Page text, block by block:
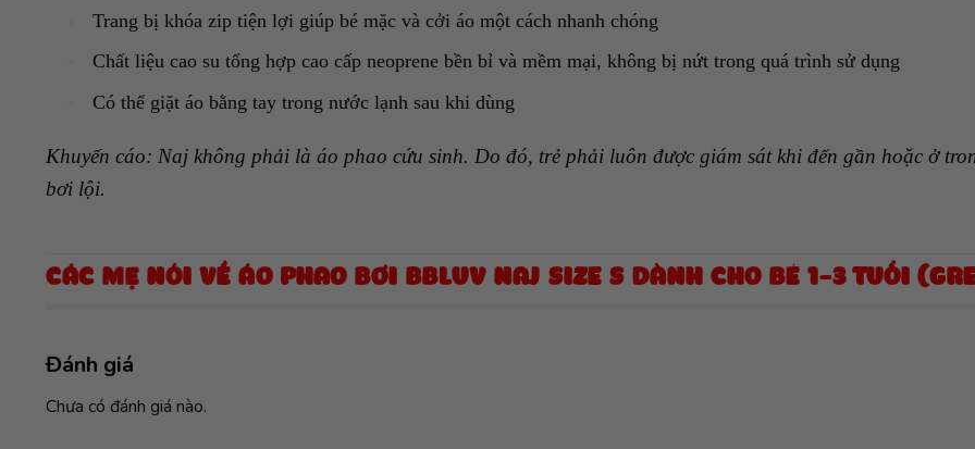
Trang bị khóa zip tiện lợi giúp bé mặc và cởi áo một cách nhanh chóng
Chất liệu cao su tổng hợp cao cấp neoprene bền bỉ và mềm mại, không bị nứt trong quá trình sử dụng
Có thể giặt áo bằng tay trong nước lạnh sau khi dùng
Khuyến cáo: Naj không phải là áo phao cứu sinh. Do đó, trẻ phải luôn được giám sát khi đến gần hoặc ở
bơi lội.
CÁC MẸ NÓI VỀ ÁO PHAO BƠI BBLUV NAJ SIZE S DÀNH CHO BÉ 1-3 TUỔI
Đánh giá
Chưa có đánh giá nào.